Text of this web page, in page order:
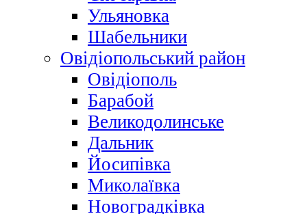
Ульяновка
Шабельники
Овідіопольський район
Овідіополь
Барабой
Великодолинське
Дальник
Йосипівка
Миколаївка
Новоградківка